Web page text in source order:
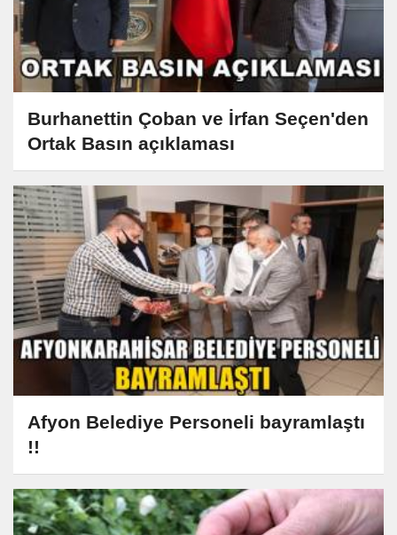
Burhanettin Çoban ve İrfan Seçen'den
Ortak Basın açıklaması
Afyon Belediye Personeli bayramlaştı
!!